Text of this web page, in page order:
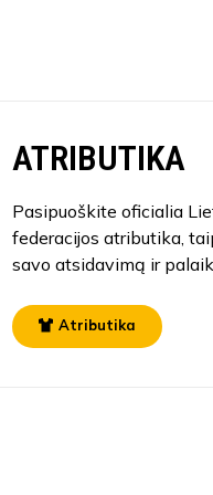
ATRIBUTIKA
Pasipuoškite oficialia
federacijos atributika,
savo atsidavimą ir
Atributika